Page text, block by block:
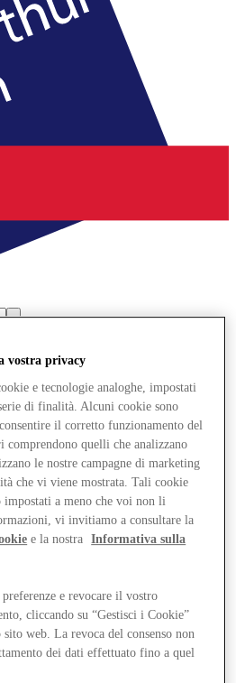
vostra privacy
e tecnologie analoghe, impostati
di finalità. Alcuni cookie sono
il corretto funzionamento del
comprendono quelli che analizzano
le nostre campagne di marketing
che vi viene mostrata. Tali cookie
impostati a meno che voi non li
vi invitiamo a consultare la
e la nostra
Informativa sulla
e revocare il vostro
cliccando su “Gestisci i Cookie”
web. La revoca del consenso non
dei dati effettuato fino a quel